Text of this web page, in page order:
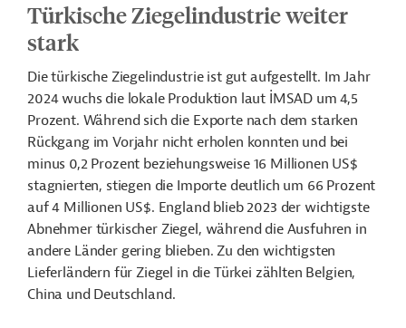
Türkische Ziegelindustrie weiter
stark
Die türkische Ziegelindustrie ist gut aufgestellt. Im Jahr
2024 wuchs die lokale Produktion laut İMSAD um 4,5
Prozent. Während sich die Exporte nach dem starken
Rückgang im Vorjahr nicht erholen konnten und bei
minus 0,2 Prozent beziehungsweise 16 Millionen US$
stagnierten, stiegen die Importe deutlich um 66 Prozent
auf 4 Millionen US$. England blieb 2023 der wichtigste
Abnehmer türkischer Ziegel, während die Ausfuhren in
andere Länder gering blieben. Zu den wichtigsten
Lieferländern für Ziegel in die Türkei zählten Belgien,
China und Deutschland.